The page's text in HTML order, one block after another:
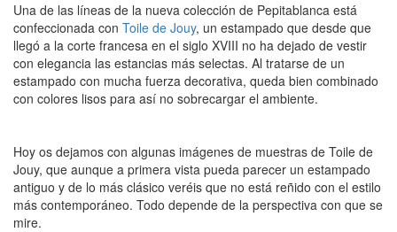
Una de las líneas de la nueva colección de Pepitablanca está
confeccionada con Toile de Jouy, un estampado que desde que
llegó a la corte francesa en el siglo XVIII no ha dejado de vestir
con elegancia las estancias más selectas. Al tratarse de un
estampado con mucha fuerza decorativa, queda bien combinado
con colores lisos para así no sobrecargar el ambiente.
Hoy os dejamos con algunas imágenes de muestras de Toile de
Jouy, que aunque a primera vista pueda parecer un estampado
antiguo y de lo más clásico veréis que no está reñido con el estilo
más contemporáneo. Todo depende de la perspectiva con que se
mire.